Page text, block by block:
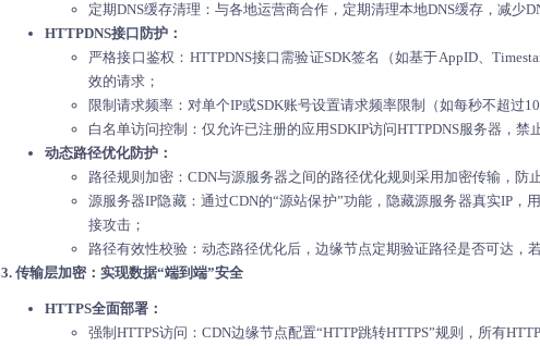
定期DNS缓存清理：与各地运营商合作，定期清理本地DNS缓存，减少
HTTPDNS接口防护：
严格接口鉴权：HTTPDNS接口需验证SDK签名（如基于AppID、
效的请求；
限制请求频率：对单个IP或SDK账号设置请求频率限制（如每秒不超过
白名单访问控制：仅允许已注册的应用SDKIP访问HTTPDNS服务器，禁
动态路径优化防护：
路径规则加密：CDN与源服务器之间的路径优化规则采用加密传输，防
源服务器IP隐藏：通过CDN的“源站保护”功能，隐藏源服务器真实IP，
接攻击；
路径有效性校验：动态路径优化后，边缘节点定期验证路径是否可达，
3. 传输层加密：实现数据“端到端”安全
HTTPS全面部署：
强制HTTPS访问：CDN边缘节点配置“HTTP跳转HTTPS”规则，所有